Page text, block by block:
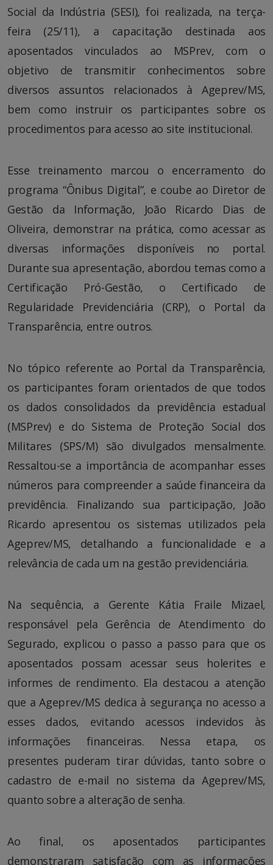
Social da Indústria (SESI), foi realizada, na terça-
feira (25/11), a capacitação destinada aos
aposentados vinculados ao MSPrev, com o
objetivo de transmitir conhecimentos sobre
diversos assuntos relacionados à Ageprev/MS,
bem como instruir os participantes sobre os
procedimentos para acesso ao site institucional.
Esse treinamento marcou o encerramento do
programa “Ônibus Digital”, e coube ao Diretor de
Gestão da Informação, João Ricardo Dias de
Oliveira, demonstrar na prática, como acessar as
diversas informações disponíveis no portal.
Durante sua apresentação, abordou temas como a
Certificação Pró-Gestão, o Certificado de
Regularidade Previdenciária (CRP), o Portal da
Transparência, entre outros.
No tópico referente ao Portal da Transparência,
os participantes foram orientados de que todos
os dados consolidados da previdência estadual
(MSPrev) e do Sistema de Proteção Social dos
Militares (SPS/M) são divulgados mensalmente.
Ressaltou-se a importância de acompanhar esses
números para compreender a saúde financeira da
previdência. Finalizando sua participação, João
Ricardo apresentou os sistemas utilizados pela
Ageprev/MS, detalhando a funcionalidade e a
relevância de cada um na gestão previdenciária.
Na sequência, a Gerente Kátia Fraile Mizael,
responsável pela Gerência de Atendimento do
Segurado, explicou o passo a passo para que os
aposentados possam acessar seus holerites e
informes de rendimento. Ela destacou a atenção
que a Ageprev/MS dedica à segurança no acesso a
esses dados, evitando acessos indevidos às
informações financeiras. Nessa etapa, os
presentes puderam tirar dúvidas, tanto sobre o
cadastro de e-mail no sistema da Ageprev/MS,
quanto sobre a alteração de senha.
Ao final, os aposentados participantes
demonstraram satisfação com as informações